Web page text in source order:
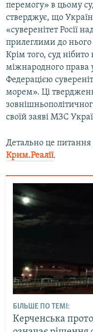
перемогу» в цьому
стверджує, що
«суверенітет Росії
прилеглими до
Крім того, суд
міжнародного права
Федерацією
морем». Ці
своїй заяві МЗС
Детально це питання
Крим.Реалії.
БІЛЬШЕ ПО ТЕМІ:
Керченська